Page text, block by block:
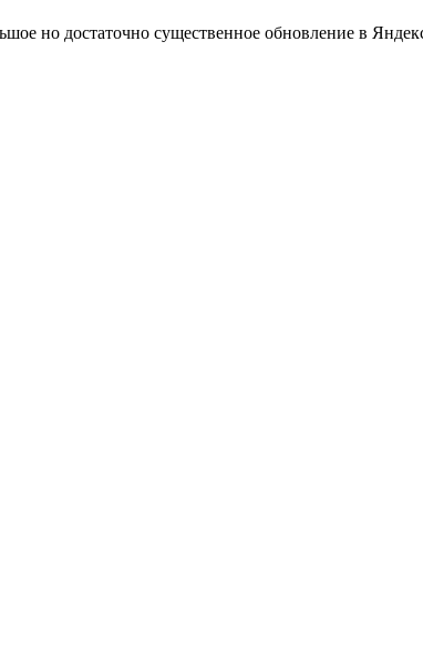
но достаточно существенное обновление в